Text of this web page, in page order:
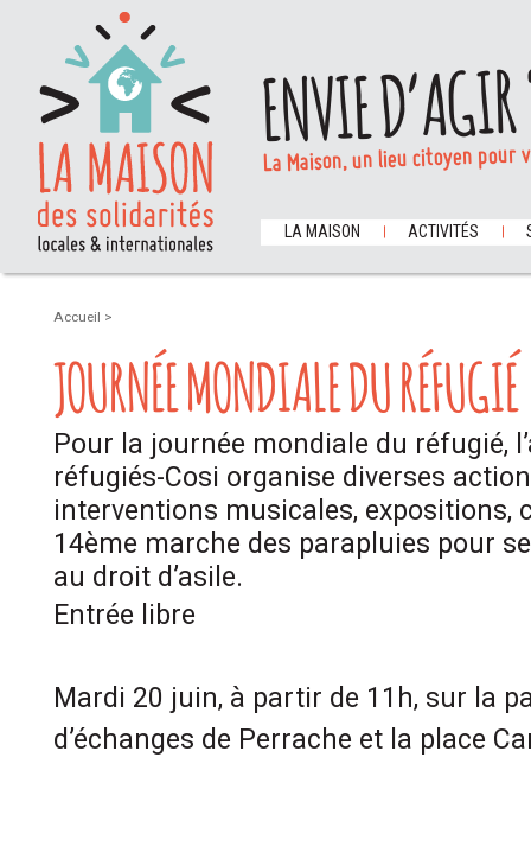
ENVIE
La Maison, un lieu citoyen
LA MAISON ACTIVITÉS
Accueil >
JOURNÉE MONDIALE DU RÉFUGIÉ
Pour la journée mondiale du réfugié,
réfugiés-Cosi organise diverses
interventions musicales, expositions,
14ème marche des parapluies pour
au droit d’asile.
Entrée libre
Mardi 20 juin, à partir de 11h, sur la
d’échanges de Perrache et la place